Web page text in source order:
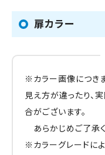
扉カラー
※カラー画像につき
見え方が違ったり、
合がございます。
あらかじめご了承く
※カラーグレードに